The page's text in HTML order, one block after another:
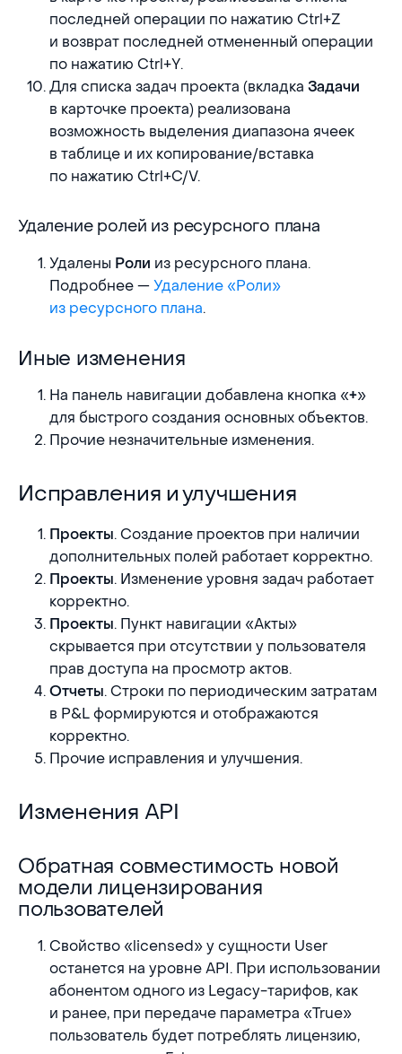
последней операции по нажатию Ctrl+Z
и возврат последней отмененный операции
по нажатию Ctrl+Y.
Для списка задач проекта (вкладкаЗадачи
в карточке проекта) реализована
возможность выделения диапазона ячеек
в таблице и их копирование/вставка
по нажатию Ctrl+C/V.
Удаление ролей из ресурсного плана
Удаление ролей из ресурсного плана
Удалены Роли из ресурсного плана.
Подробнее —Удаление «Роли»
из ресурсного плана.
Иные изменения
Иные изменения
На панель навигации добавлена кнопка «+»
для быстрого создания основных объектов.
Прочие незначительные изменения.
Исправления и улучшения
Исправления и улучшения
Проекты. Создание проектов при наличии
дополнительных полей работает корректно.
Проекты. Изменение уровня задач работает
корректно.
Проекты. Пункт навигации «Акты»
скрывается при отсутствии у пользователя
прав доступа на просмотр актов.
Отчеты. Строки по периодическим затратам
в P&L формируются и отображаются
корректно.
Прочие исправления и улучшения.
Изменения API
Изменения API
Обратная совместимость новой модели
Обратная совместимость новой
модели лицензирования
пользователей
Свойство «licensed» у сущности User
останется на уровне API. При использовании
абонентом одного из Legacy-тарифов, как
и ранее, при передаче параметра «True»
пользователь будет потреблять лицензию,